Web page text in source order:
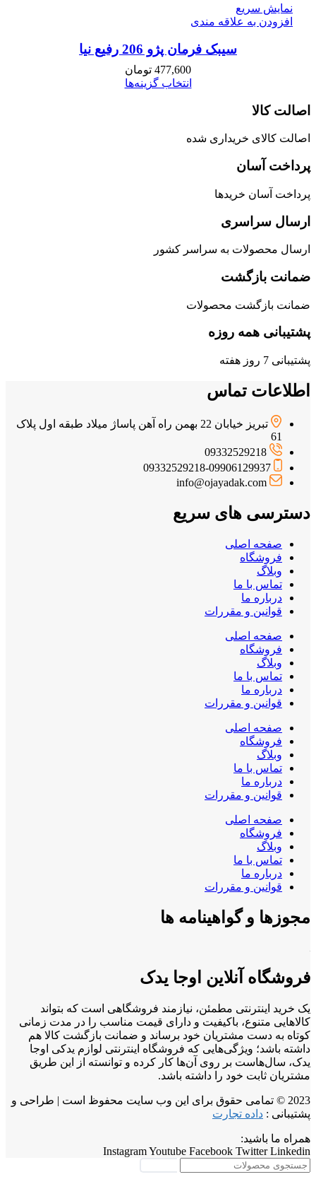
نمایش سریع
افزودن به علاقه مندی
سیبک فرمان پژو 206 رفیع نیا
477,600 تومان
انتخاب گزینه‌ها
اصالت کالا
اصالت کالای خریداری شده
پرداخت آسان
پرداخت آسان خریدها
ارسال سراسری
ارسال محصولات به سراسر کشور
ضمانت بازگشت
ضمانت بازگشت محصولات
پشتیبانی همه روزه
پشتیبانی 7 روز هفته
اطلاعات تماس
تبریز خیابان 22 بهمن راه آهن پاساژ میلاد طبقه اول پلاک
61
09332529218
09332529218-09906129937
info@ojayadak.com
دسترسی های سریع
صفحه اصلی
فروشگاه
وبلاگ
تماس با ما
درباره ما
قوانین و مقررات
صفحه اصلی
فروشگاه
وبلاگ
تماس با ما
درباره ما
قوانین و مقررات
صفحه اصلی
فروشگاه
وبلاگ
تماس با ما
درباره ما
قوانین و مقررات
صفحه اصلی
فروشگاه
وبلاگ
تماس با ما
درباره ما
قوانین و مقررات
مجوزها و گواهینامه ها
فروشگاه آنلاین اوجا یدک
یک خرید اینترنتی مطمئن، نیازمند فروشگاهی است که بتواند
کالاهایی متنوع، باکیفیت و دارای قیمت مناسب را در مدت زمانی
کوتاه به دست مشتریان خود برساند و ضمانت بازگشت کالا هم
داشته باشد؛ ویژگی‌هایی که فروشگاه اینترنتی لوازم یدکی اوجا
یدک، سال‌هاست بر روی آن‌ها کار کرده و توانسته از این طریق
مشتریان ثابت خود را داشته باشد.
2023 © تمامی حقوق برای این وب سایت محفوظ است | طراحی و
پشتیبانی : داده تجارت
همراه ما باشید:
InstagramYoutube Facebook Twitter Linkedin